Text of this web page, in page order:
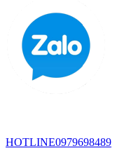
HOTLINE0979698489